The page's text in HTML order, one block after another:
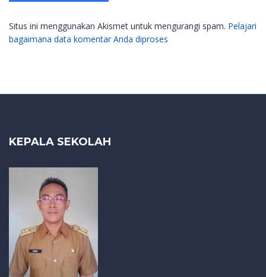
Situs ini menggunakan Akismet untuk mengurangi spam. Pelajari
bagaimana data komentar Anda diproses
KEPALA SEKOLAH